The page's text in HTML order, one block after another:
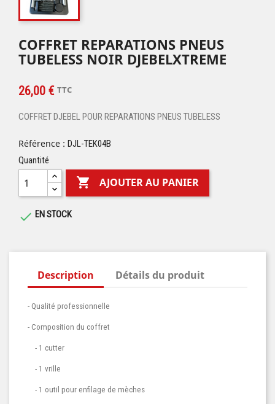
COFFRET REPARATIONS PNEUS
TUBELESS NOIR DJEBELXTREME
26,00 € TTC
COFFRET DJEBEL POUR REPARATIONS PNEUS TUBELESS
Référence : DJL-TEK04B
Quantité
 AJOUTER AU PANIER
 EN STOCK
Description Détails du produit
- Qualité professionnelle
- Composition du coffret
- 1 cutter
- 1 vrille
- 1 outil pour enfilage de mèches